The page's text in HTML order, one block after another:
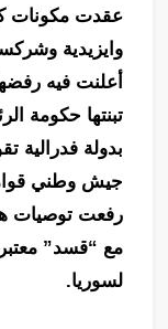
عقدت مكونات
وايزيدية
أعلنت فيه
تبنتها حكومة
بدولة فدرالية
جيش وطني
رفعت توصيات
مع “قسد”
لسوريا.